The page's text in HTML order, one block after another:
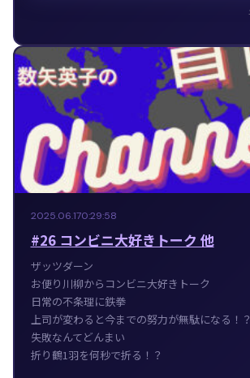
2025.06.170:29:58
#26 コンビニ大好きトーク 他
ザッツダーン
お便り川柳からコンビニ大好きトーク
日常の不条理に鉄拳
上司が変わると今までの努力が無駄になる！？
失敗なんてどんまい
折り鶴1羽を何秒で折る！？